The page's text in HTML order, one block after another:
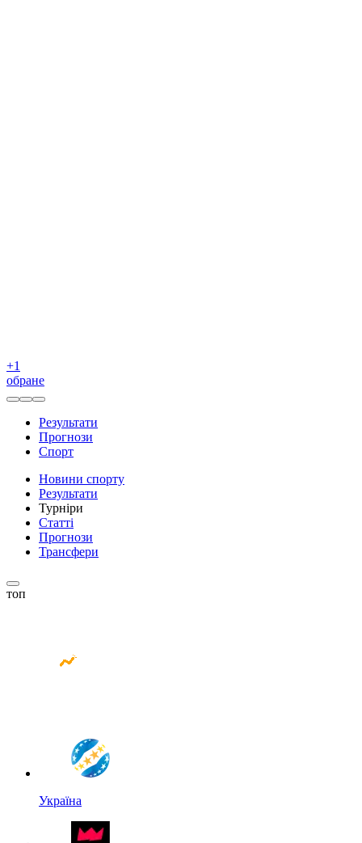
+1
обране
Результати
Прогнози
Спорт
Новини спорту
Результати
Турніри
Статті
Прогнози
Трансфери
топ
Україна